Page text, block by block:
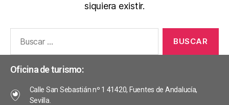
siquiera existir.
Oficina de turismo:
Calle San Sebastián nº 1 41420, Fuentes de Andalucía,
Sevilla.